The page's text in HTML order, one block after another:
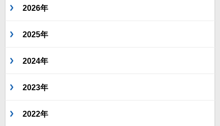
2026年
2025年
2024年
2023年
2022年